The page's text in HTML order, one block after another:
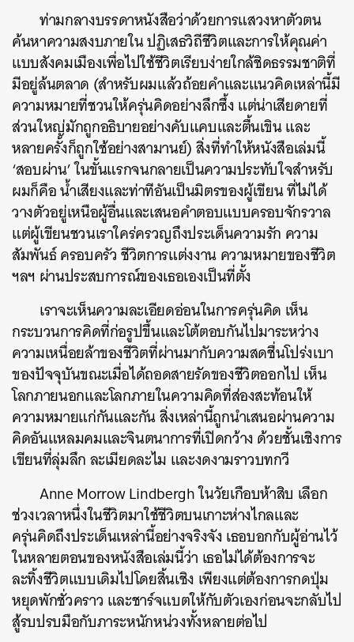
ท่ามกลางบรรดาหนังสือว่าด้วยการแสวงหาตัวตน
ค้นหาความสงบภายใน ปฏิเสธวิถีชีวิตและการให้คุณค่า
แบบสังคมเมืองเพื่อไปใช้ชีวิตเรียบง่ายใกล้ชิดธรรมชาติที่
มีอยู่ล้นตลาด (สำหรับผมแล้วถ้อยคำและแนวคิดเหล่านี้มี
ความหมายที่ชวนให้ครุ่นคิดอย่างลึกซึ้ง แต่น่าเสียดายที่
ส่วนใหญ่มักถูกอธิบายอย่างคับแคบและตื้นเขิน และ
หลายครั้งก็ถูกใช้อย่างสามานย์) สิ่งที่ทำให้หนังสือเล่มนี้
‘สอบผ่าน’ ในขั้นแรกจนกลายเป็นความประทับใจสำหรับ
ผมก็คือ น้ำเสียงและท่าทีอันเป็นมิตรของผู้เขียน ที่ไม่ได้
วางตัวอยู่เหนือผู้อื่นและเสนอคำตอบแบบครอบจักรวาล
แต่ผู้เขียนชวนเราใคร่ครวญถึงประเด็นความรัก ความ
สัมพันธ์ ครอบครัว ชีวิตการแต่งงาน ความหมายของชีวิต
ฯลฯ ผ่านประสบการณ์ของเธอเองเป็นที่ตั้ง
เราจะเห็นความละเอียดอ่อนในการครุ่นคิด เห็น
กระบวนการคิดที่ก่อรูปขึ้นและโต้ตอบกันไปมาระหว่าง
ความเหนื่อยล้าของชีวิตที่ผ่านมากับความสดชื่นโปร่งเบา
ของปัจจุบันขณะเมื่อได้ถอดสายรัดของชีวิตออกไป เห็น
โลกภายนอกและโลกภายในความคิดที่ส่องสะท้อนให้
ความหมายแก่กันและกัน สิ่งเหล่านี้ถูกนำเสนอผ่านความ
คิดอันแหลมคมและจินตนาการที่เปิดกว้าง ด้วยชั้นเชิงการ
เขียนที่ลุ่มลึก ละเมียดละไม และงดงามราวบทกวี
Anne Morrow Lindbergh ในวัยเกือบห้าสิบ เลือก
ช่วงเวลาหนึ่งในชีวิตมาใช้ชีวิตบนเกาะห่างไกลและ
ครุ่นคิดถึงประเด็นเหล่านี้อย่างจริงจัง เธอบอกกับผู้อ่านไว้
ในหลายตอนของหนังสือเล่มนี้ว่า เธอไม่ได้ต้องการจะ
ละทิ้งชีวิตแบบเดิมไปโดยสิ้นเชิง เพียงแต่ต้องการกดปุ่ม
หยุดพักชั่วคราว และชาร์จแบตให้กับตัวเองก่อนจะกลับไป
สู้รบปรบมือกับภาระหนักหน่วงทั้งหลายต่อไป